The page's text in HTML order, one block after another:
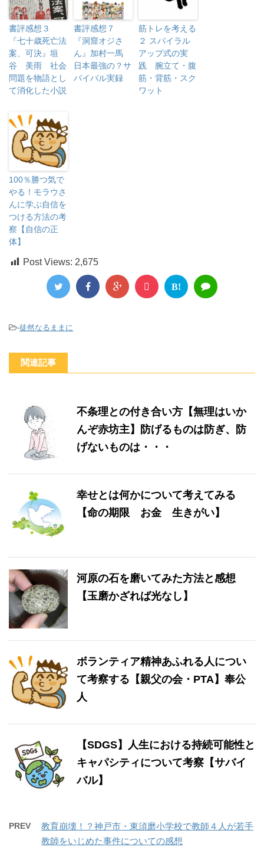
書評感想３
『七十歳死亡法
案、可決』垣
谷 美雨 社会
問題を物語とし
て消化した小説
書評感想７
『洞窟オジさ
ん』加村一馬
日本最強の？サ
バイバル実録
筋トレを考える
２ スパイラル
アップ式の実
践 腕立て・腹
筋・背筋・スク
ワット
100％勝つ気で
やる！モラウさ
んに学ぶ自信を
つける方法の考
察【自信の正
体】
Post Views: 2,675
B!
-徒然なるままに
関連記事
不条理との付き合い方【無理はいか
んぞ赤坊主】防げるものは防ぎ、防
げないものは・・・
幸せとは何かについて考えてみる
【命の期限 お金 生きがい】
河原の石を磨いてみた方法と感想
【玉磨かざれば光なし】
ボランティア精神あふれる人につい
て考察する【親父の会・PTA】奉公
人
【SDGS】人生における持続可能性と
キャパシティについて考察【サバイ
バル】
PREV
教育崩壊！？神戸市・東須磨小学校で教師４人が若手
教師をいじめた事件についての感想